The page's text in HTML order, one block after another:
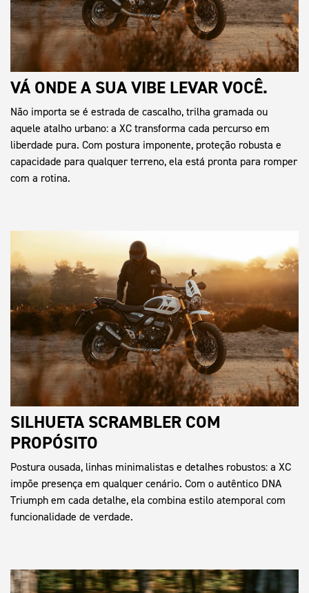
VÁ ONDE A SUA VIBE LEVAR VOCÊ.
Não importa se é estrada de cascalho, trilha gramada ou
aquele atalho urbano: a XC transforma cada percurso em
liberdade pura. Com postura imponente, proteção robusta e
capacidade para qualquer terreno, ela está pronta para romper
com a rotina.
SILHUETA SCRAMBLER COM
PROPÓSITO
Postura ousada, linhas minimalistas e detalhes robustos: a XC
impõe presença em qualquer cenário. Com o autêntico DNA
Triumph em cada detalhe, ela combina estilo atemporal com
funcionalidade de verdade.